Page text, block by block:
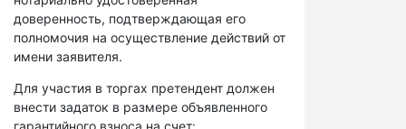
доверенность, подтверждающая его
полномочия на осуществление действий от
имени заявителя.
Для участия в торгах претендент должен
внести задаток в размере объявленного
гарантийного взноса на счет: